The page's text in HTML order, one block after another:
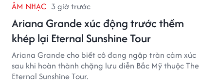
ÂM NHẠC 3 giờ trước
Ariana Grande xúc động trước thềm
khép lại Eternal Sunshine Tour
Ariana Grande cho biết cô đang ngập tràn cảm xúc
sau khi hoàn thành chặng lưu diễn Bắc Mỹ thuộc The
Eternal Sunshine Tour.